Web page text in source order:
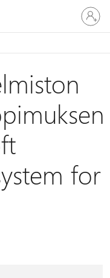
Kirjaudu
sisään
tilille
for